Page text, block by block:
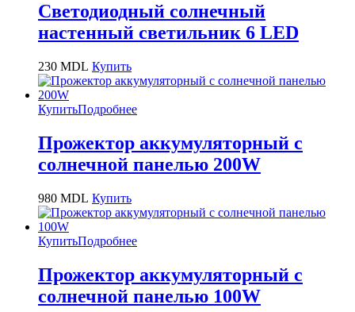
Светодиодный солнечный
настенный светильник 6 LED
230 MDL Купить
КупитьПодробнее
Прожектор аккумуляторный с
солнечной панелью 200W
980 MDL Купить
КупитьПодробнее
Прожектор аккумуляторный с
солнечной панелью 100W